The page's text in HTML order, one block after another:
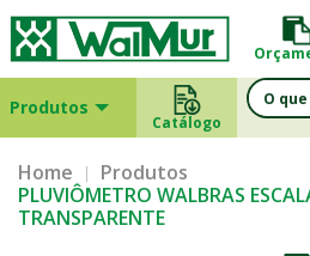
Produtos
Catálogo
Home
Produtos
PLUVIÔMETRO WALBRAS
TRANSPARENTE